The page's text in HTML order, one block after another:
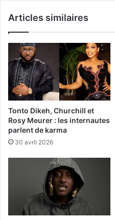
Articles similaires
Tonto Dikeh, Churchill et
Rosy Meurer : les internautes
parlent de karma
30 avril 2026